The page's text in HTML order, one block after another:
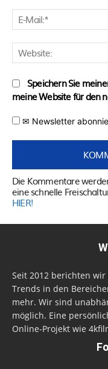
Speichern Sie
meine Website für den
✉ Newsletter
Die Kommentare
eine schnelle
HIER!
Seit 2012 berichten
Trends in den
mehr. Wir sind
möglich. Eine
Online-Projekt wie